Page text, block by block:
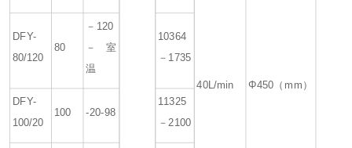
40L/min Φ450（mm）
DFY-
80/120
80
－120
－室
温
10364
－1735
DFY-
100/20
100 -20-98
11325
－2100